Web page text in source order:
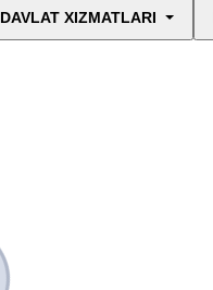
DAVLAT XIZMATLARI